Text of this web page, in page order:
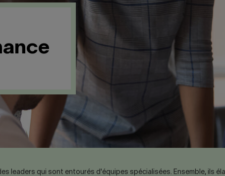
leaders qui sont entourés d'équipes spécialisées. Ensemble, ils